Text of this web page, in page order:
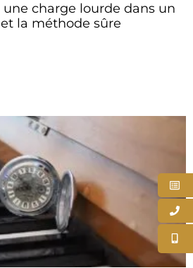
charge lourde dans un
la méthode sûre